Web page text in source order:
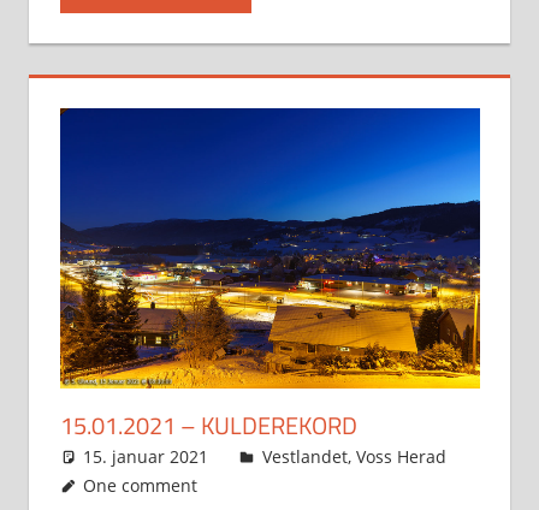
15.01.2021 – KULDEREKORD
15. januar 2021 Svein
Vestlandet, Voss Herad
One comment